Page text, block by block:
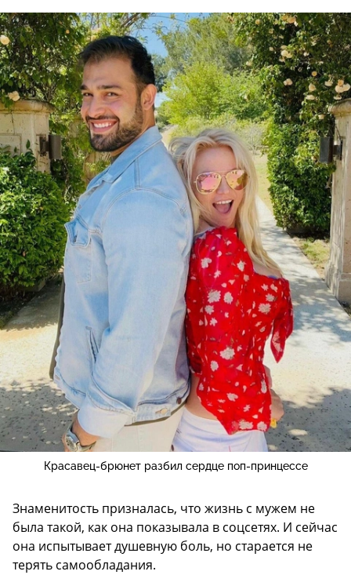
Красавец-брюнет разбил сердце поп-принцессе
Знаменитость призналась, что жизнь с мужем не
была такой, как она показывала в соцсетях. И сейчас
она испытывает душевную боль, но старается не
терять самообладания.